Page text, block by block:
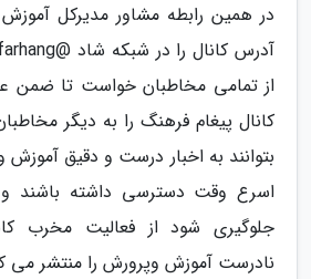
در همین رابطه مشاور مدیرکل
از تمامی مخاطبان خواست تا ضمن
کانال پیغام فرهنگ را به دیگر
بتوانند به اخبار درست و دقیق
اسرع وقت دسترسی داشته باشند و
جلوگیری شود از فعالیت مخرب
نادرست آموزش وپرورش را منتشر می